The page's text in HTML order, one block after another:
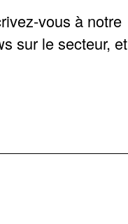
vous à notre
sur le secteur, et